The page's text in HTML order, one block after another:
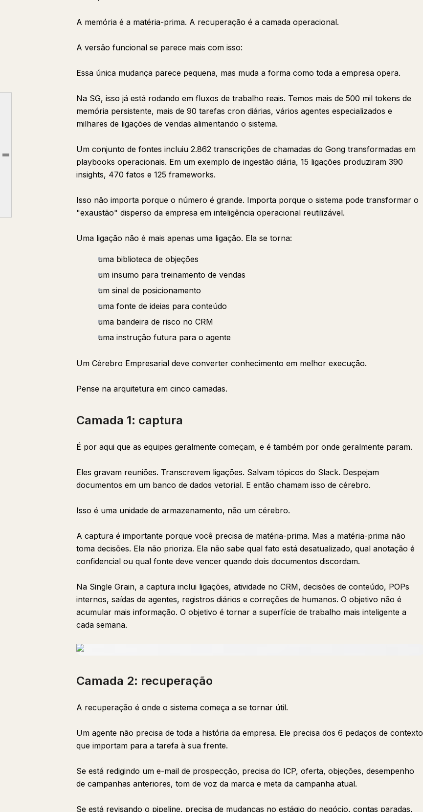
Aqui está o sistema de 5 camadas que usamos para corrigir isso:
Camada 2: recuperação
Camada 5: loops de feedback
A memória é a matéria-prima. A recuperação é a camada operacional.
A versão funcional se parece mais com isso:
Essa única mudança parece pequena, mas muda a forma como toda a empresa opera.
Na SG, isso já está rodando em fluxos de trabalho reais. Temos mais de 500 mil tokens de
memória persistente, mais de 90 tarefas cron diárias, vários agentes especializados e
milhares de ligações de vendas alimentando o sistema.
Um conjunto de fontes incluiu 2.862 transcrições de chamadas do Gong transformadas em
playbooks operacionais. Em um exemplo de ingestão diária, 15 ligações produziram 390
insights, 470 fatos e 125 frameworks.
Isso não importa porque o número é grande. Importa porque o sistema pode transformar o
"exaustão" disperso da empresa em inteligência operacional reutilizável.
Uma ligação não é mais apenas uma ligação. Ela se torna:
uma biblioteca de objeções
um insumo para treinamento de vendas
um sinal de posicionamento
uma fonte de ideias para conteúdo
uma bandeira de risco no CRM
uma instrução futura para o agente
Um Cérebro Empresarial deve converter conhecimento em melhor execução.
Pense na arquitetura em cinco camadas.
Camada 1: captura
É por aqui que as equipes geralmente começam, e é também por onde geralmente param.
Eles gravam reuniões. Transcrevem ligações. Salvam tópicos do Slack. Despejam
documentos em um banco de dados vetorial. E então chamam isso de cérebro.
Isso é uma unidade de armazenamento, não um cérebro.
A captura é importante porque você precisa de matéria-prima. Mas a matéria-prima não
toma decisões. Ela não prioriza. Ela não sabe qual fato está desatualizado, qual anotação é
confidencial ou qual fonte deve vencer quando dois documentos discordam.
Na Single Grain, a captura inclui ligações, atividade no CRM, decisões de conteúdo, POPs
internos, saídas de agentes, registros diários e correções de humanos. O objetivo não é
acumular mais informação. O objetivo é tornar a superfície de trabalho mais inteligente a
cada semana.
Camada 2: recuperação
A recuperação é onde o sistema começa a se tornar útil.
Um agente não precisa de toda a história da empresa. Ele precisa dos 6 pedaços de contexto
que importam para a tarefa à sua frente.
Se está redigindo um e-mail de prospecção, precisa do ICP, oferta, objeções, desempenho
de campanhas anteriores, tom de voz da marca e meta da campanha atual.
Se está revisando o pipeline, precisa de mudanças no estágio do negócio, contas paradas,